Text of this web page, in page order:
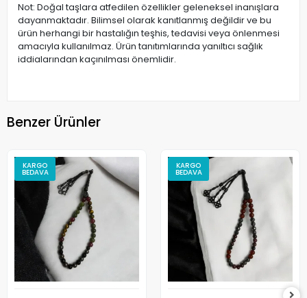
Not: Doğal taşlara atfedilen özellikler geleneksel inanışlara
dayanmaktadır. Bilimsel olarak kanıtlanmış değildir ve bu
ürün herhangi bir hastalığın teşhis, tedavisi veya önlenmesi
amacıyla kullanılmaz. Ürün tanıtımlarında yanıltıcı sağlık
iddialarından kaçınılması önemlidir.
Benzer Ürünler
KARGO
BEDAVA
KARGO
BEDAVA